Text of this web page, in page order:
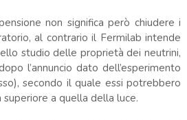
non significa però chiudere i
al contrario il Fermilab intende
studio delle proprietà dei neutrini,
l’annuncio dato dell’esperimento
secondo il quale essi potrebbero
a quella della luce.